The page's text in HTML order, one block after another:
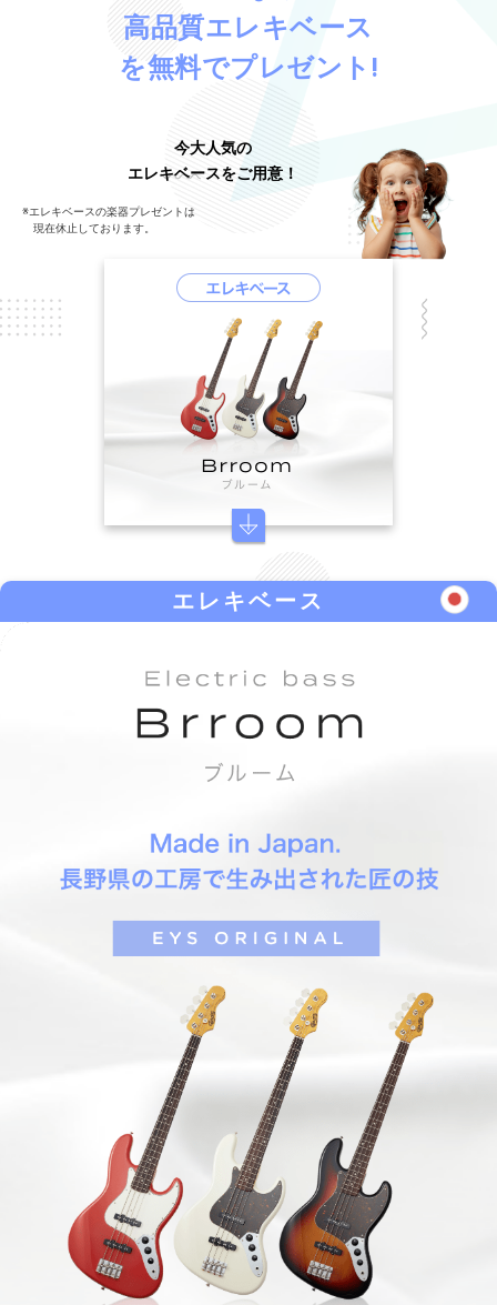
高品質エレキベース
を無料でプレゼント!
今大人気の
エレキベースをご用意！
※エレキベースの楽器プレゼントは
現在休止しております。
エレキベース